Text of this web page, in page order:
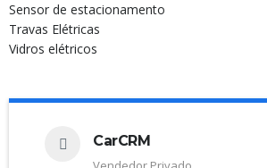
Sensor de estacionamento
Travas Elétricas
Vidros elétricos
CarCRM